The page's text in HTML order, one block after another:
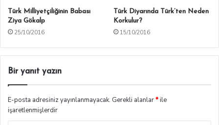
Türk Milliyetçiliğinin Babası
Ziya Gökalp
25/10/2016
Türk Diyarında Türk’ten Neden
Korkulur?
15/10/2016
Bir yanıt yazın
E-posta adresiniz yayınlanmayacak. Gerekli alanlar*ile
işaretlenmişlerdir